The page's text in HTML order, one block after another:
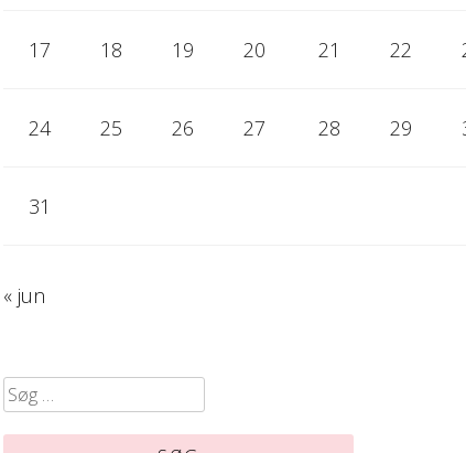
17 18 19 20 21 22
24 25 26 27 28 29
31
« jun
Søg
efter: